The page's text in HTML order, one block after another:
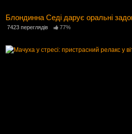
Блондинна Седі дарує оральні
7423 переглядів 77%